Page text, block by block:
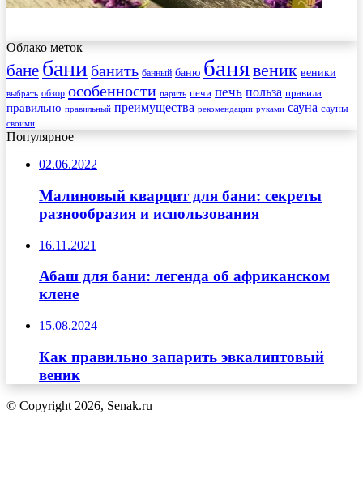
Облако меток
бане бани банить банный баню банявеник веники
выбрать обзор особенности парить печи печь польза правила
правильно правильный преимущества рекомендации руками сауна сауны
своими
Популярное
02.06.2022
Малиновый кварцит для бани: секреты
разнообразия и использования
16.11.2021
Абаш для бани: легенда об африканском
клене
15.08.2024
Как правильно запарить эвкалиптовый
веник
© Copyright 2026, Senak.ru